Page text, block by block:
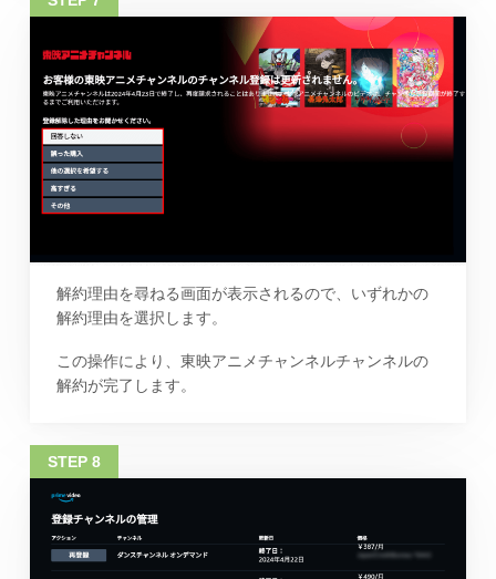
解約理由を尋ねる画面が表示されるので、いずれかの
解約理由を選択します。
この操作により、東映アニメチャンネルチャンネルの
解約が完了します。